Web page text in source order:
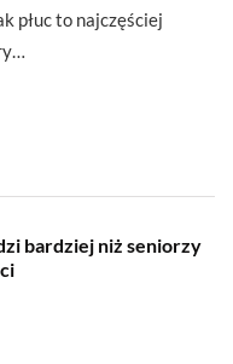
płuc to najczęściej
bardziej niż seniorzy